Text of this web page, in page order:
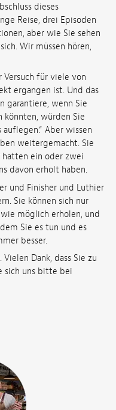
dieses
Reise, drei Episoden
aber wie Sie sehen
Wir müssen hören,
Versuch für viele von
ergangen ist. Und das
garantiere, wenn Sie
könnten, würden Sie
Aber wissen
weitergemacht. Sie
hatten ein oder zwei
davon erholt haben.
und Finisher und Luthier
Sie können sich nur
möglich erholen, und
Sie es tun und es
besser.
Dank, dass Sie zu
sich uns bitte bei